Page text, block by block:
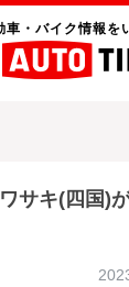
車・バイク情報を
サキ(四国)